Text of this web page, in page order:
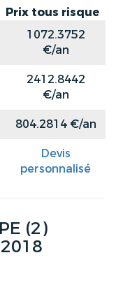
Prix tous risque
1072.3752
€/an
2412.8442
€/an
804.2814 €/an
Devis
personnalisé
(2)